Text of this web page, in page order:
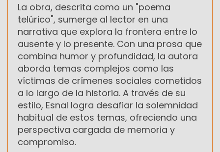
La obra, descrita como un "poema
telúrico", sumerge al lector en una
narrativa que explora la frontera entre lo
ausente y lo presente. Con una prosa que
combina humor y profundidad, la autora
aborda temas complejos como las
víctimas de crímenes sociales cometidos
a lo largo de la historia. A través de su
estilo, Esnal logra desafiar la solemnidad
habitual de estos temas, ofreciendo una
perspectiva cargada de memoria y
compromiso.